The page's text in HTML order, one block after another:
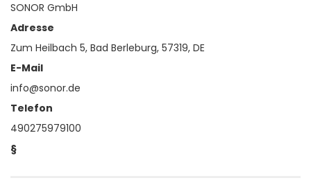
SONOR GmbH
Adresse
Zum Heilbach 5, Bad Berleburg, 57319, DE
E-Mail
info@sonor.de
Telefon
490275979100
§